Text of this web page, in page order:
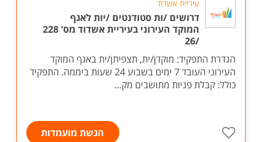
עיריית אשדוד
דרושים /ות סטודנטים /יות לאגף
המוקד העירוני בעיריית אשדוד מס' 228
/26
הגדרת התפקיד: מוקדן/ית, תצפיתן/ית באגף המוקד
העירוני העובד 7 ימים בשבוע 24 שעות ביממה. התפקיד
כולל: קבלת פניות מתושבים מק...
הגשת מועמדות